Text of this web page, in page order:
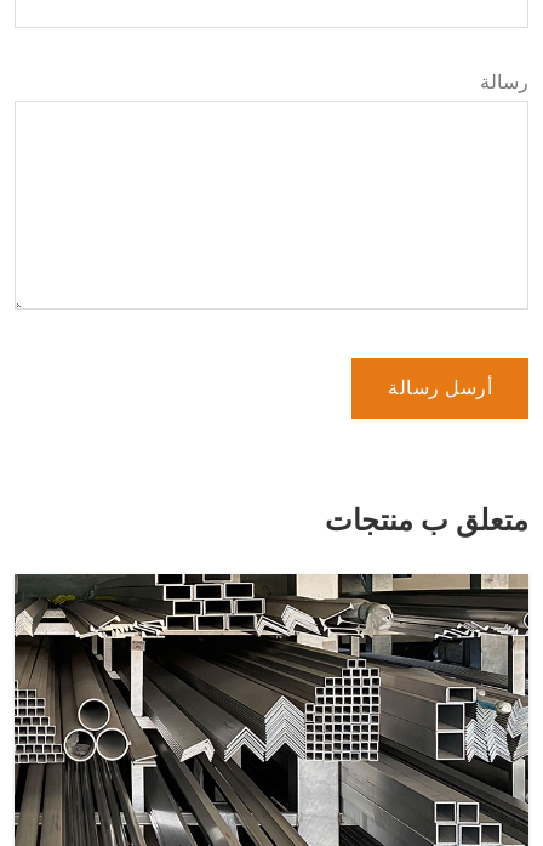
رسالة
أرسل رسالة
متعلق ب منتجات